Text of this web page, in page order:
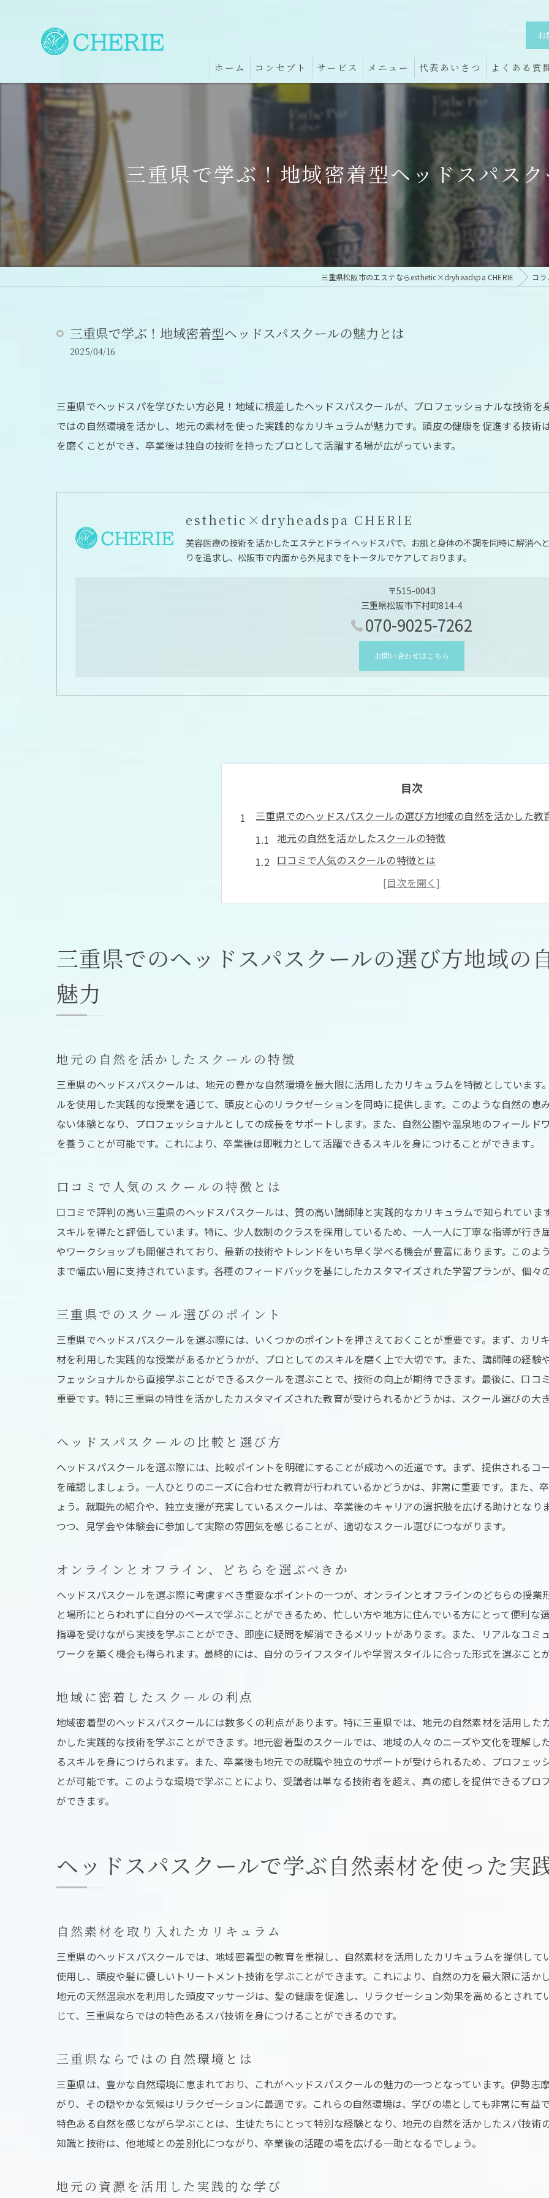
お
ホーム コンセプト サービス メニュー 代表あいさつ よくある質
三重県で学ぶ！地域密着型ヘッドスパス
三重県松阪市のエステならesthetic×dryheadspa CHERIE コラ
三重県で学ぶ！地域密着型ヘッドスパスクールの魅力とは
2025/04/16
三重県でヘッドスパを学びたい方必見！地域に根差したヘッドスパスクールが、プロフェッショナルな技術
ではの自然環境を活かし、地元の素材を使った実践的なカリキュラムが魅力です。頭皮の健康を促進する技
を磨くことができ、卒業後は独自の技術を持ったプロとして活躍する場が広がっています。
esthetic×dryheadspa CHERIE
美容医療の技術を活かしたエステとドライヘッドスパで、お肌と身体の不調を同時に解消へ
りを追求し、松阪市で内面から外見までをトータルでケアしております。
〒515-0043
三重県松阪市下村町814-4
070-9025-7262
お問い合わせはこちら
目次
三重県でのヘッドスパスクールの選び方地域の自然を活かした教
地元の自然を活かしたスクールの特徴
口コミで人気のスクールの特徴とは
三重県でのスクール選びのポイント
ヘッドスパスクールの比較と選び方
地域に密着したスクールの利点
ヘッドスパスクールで学ぶ自然素材を使った実践的なカリキュラ
自然に囲まれた学習環境の利点
エコフレンドリーな教育の重要性
自然と調和した技術の習得
肩こりや目の疲れを和らげる技術が学べる三重県のスクール
地元の素材を使った実習の魅力
実践的なカリキュラムで身に付ける技術
地元の特色を反映した教育
自然素材を活用した癒しの技術
プロフェッショナルとしての基礎を築く
プロフェッショナルとしての将来を広げるヘッドスパスクール体
目の疲れを軽減する方法
現代人の悩みに応える技術
地域密着型のヘッドスパスクールが提供する個別指導の利点
スクールで学んだ技術の応用
現場で活かせるスキルを磨く
自分の技術を活かした独自の道
スクール卒業後の進路三重県でのキャリアパスを考える
個々のニーズに応える指導法
少人数制の利点と効果
地域密着型だからできること
個性を活かした技術の習得
頭皮の健康を促進する技術を身につけるための三重県の環境
地域での就職先を探すポイント
三重県での独立開業の可能性
スクールでの学びを活用した進路
三重県でのキャリア成功例
三重県の自然がもたらす健康効果
地域の特性を活かした技術の習得
スクールでの実践的な健康ケア技術
三重県でのヘッドスパスクールの選び方地域の
魅力
地元の自然を活かしたスクールの特徴
三重県のヘッドスパスクールは、地元の豊かな自然環境を最大限に活用したカリキュラムを特徴としていま
ルを使用した実践的な授業を通じて、頭皮と心のリラクゼーションを同時に提供します。このような自然の
ない体験となり、プロフェッショナルとしての成長をサポートします。また、自然公園や温泉地のフィール
を養うことが可能です。これにより、卒業後は即戦力として活躍できるスキルを身につけることができます。
口コミで人気のスクールの特徴とは
口コミで評判の高い三重県のヘッドスパスクールは、質の高い講師陣と実践的なカリキュラムで知られてい
スキルを得たと評価しています。特に、少人数制のクラスを採用しているため、一人一人に丁寧な指導が行き
やワークショップも開催されており、最新の技術やトレンドをいち早く学べる機会が豊富にあります。この
まで幅広い層に支持されています。各種のフィードバックを基にしたカスタマイズされた学習プランが、個々
三重県でのスクール選びのポイント
三重県でヘッドスパスクールを選ぶ際には、いくつかのポイントを押さえておくことが重要です。まず、カリ
材を利用した実践的な授業があるかどうかが、プロとしてのスキルを磨く上で大切です。また、講師陣の経験
フェッショナルから直接学ぶことができるスクールを選ぶことで、技術の向上が期待できます。最後に、口
重要です。特に三重県の特性を活かしたカスタマイズされた教育が受けられるかどうかは、スクール選びの大
ヘッドスパスクールの比較と選び方
ヘッドスパスクールを選ぶ際には、比較ポイントを明確にすることが成功への近道です。まず、提供される
を確認しましょう。一人ひとりのニーズに合わせた教育が行われているかどうかは、非常に重要です。また、
ょう。就職先の紹介や、独立支援が充実しているスクールは、卒業後のキャリアの選択肢を広げる助けとな
つつ、見学会や体験会に参加して実際の雰囲気を感じることが、適切なスクール選びにつながります。
オンラインとオフライン、どちらを選ぶべきか
ヘッドスパスクールを選ぶ際に考慮すべき重要なポイントの一つが、オンラインとオフラインのどちらの授
と場所にとらわれずに自分のペースで学ぶことができるため、忙しい方や地方に住んでいる方にとって便利な
指導を受けながら実技を学ぶことができ、即座に疑問を解消できるメリットがあります。また、リアルなコミ
ワークを築く機会も得られます。最終的には、自分のライフスタイルや学習スタイルに合った形式を選ぶこ
地域に密着したスクールの利点
地域密着型のヘッドスパスクールには数多くの利点があります。特に三重県では、地元の自然素材を活用し
かした実践的な技術を学ぶことができます。地元密着型のスクールでは、地域の人々のニーズや文化を理解
るスキルを身につけられます。また、卒業後も地元での就職や独立のサポートが受けられるため、プロフェ
とが可能です。このような環境で学ぶことにより、受講者は単なる技術者を超え、真の癒しを提供できるプ
ができます。
ヘッドスパスクールで学ぶ自然素材を使った実
自然素材を取り入れたカリキュラム
三重県のヘッドスパスクールでは、地域密着型の教育を重視し、自然素材を活用したカリキュラムを提供し
使用し、頭皮や髪に優しいトリートメント技術を学ぶことができます。これにより、自然の力を最大限に活か
地元の天然温泉水を利用した頭皮マッサージは、髪の健康を促進し、リラクゼーション効果を高めるとされ
じて、三重県ならではの特色あるスパ技術を身につけることができるのです。
三重県ならではの自然環境とは
三重県は、豊かな自然環境に恵まれており、これがヘッドスパスクールの魅力の一つとなっています。伊勢志
がり、その穏やかな気候はリラクゼーションに最適です。これらの自然環境は、学びの場としても非常に有益
特色ある自然を感じながら学ぶことは、生徒たちにとって特別な経験となり、地元の自然を活かしたスパ技術
知識と技術は、他地域との差別化につながり、卒業後の活躍の場を広げる一助となるでしょう。
地元の資源を活用した実践的な学び